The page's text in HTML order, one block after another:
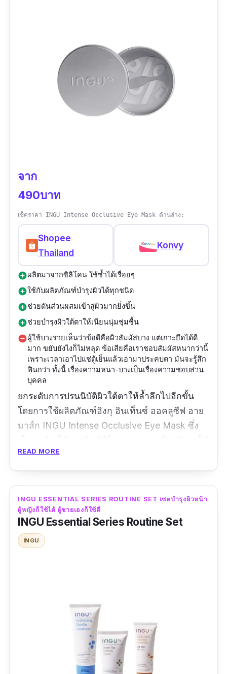
ออกมาได้แบบว่าเกินต้าน ถ้าหมดซื้อซ้ำแน่นอน
จาก
490บาท
เช็คราคา INGU Intense Occlusive Eye Mask ด้านล่าง:
Shopee
Thailand
Konvy
add_circleผลิตมาจากซิลิโคน ใช้ซ้ำได้เรื่อยๆ
add_circleใช้กับผลิตภัณฑ์บำรุงผิวได้ทุกชนิด
add_circleช่วยดันส่วนผสมเข้าสู่ผิวมากยิ่งขึ้น
add_circleช่วยบำรุงผิวใต้ตาให้เนียนนุ่มชุ่มชื้น
remove_circleผู้ใช้บางรายเห็นว่าข้อดีคือผิวสัมผัสบาง แต่เกาะยึดได้ดี
มาก ขยับยังไงก็ไม่หลุด ข้อเสียคือเราชอบสัมผัสหนากว่านี้
เพราะเวลาเอาไปแช่ตู้เย็นแล้วเอามาประคบตา มันจะรู้สึก
ฟินกว่า ทั้งนี้ เรื่องความหนา-บางเป็นเรื่องความชอบส่วน
บุคคล
ยกระดับการปรนนิบัติผิวใต้ตาให้ล้ำลึกไปอีกขั้น
โดยการใช้ผลิตภัณฑ์อิงกุ อินเท็นซ์ ออคลูซีฟ อาย
มาส์ก INGU Intense Occlusive Eye Mask ซึ่ง
ซ้ำได้ใหม่ เนื่องจากว่าแผ่นมาส์กทำมาจากซิลิโคน
คุณภาพดี เกรดทางการแพทย์ ผิวสัมผัสจึงมีความ
บางเบา ไม่ทำให้รู้สึกหนักในขณะใช้งาน ทว่า ก็
เกาะแน่นกับผิวได้แนบสนิท โดยไม่หลุดออกง่ายๆ
เหนือสิ่งอื่นใดคือ ใช้ได้ทั้งกับเซรั่ม อายครีม หรือ
ผลิตภัณฑ์บำรุงผิวแบบใดก็ได้ที่คุณชื่นชอบ
รีวิวจากผู้ใช้จริง :เลิฟเลยคร่าา น้อนเป็นซิลิโคน
อย่างดี นำกลับมาใช้ซ้ำได้ยาวๆ รักษ์โลกไปอีก
READ MORE
INGU ESSENTIAL SERIES ROUTINE SET เซตบํารุงผิวหน้า
ผู้หญิงก็ใช้ได้ ผู้ชายเองก็ใช้ดี
INGU Essential Series Routine Set
INGU